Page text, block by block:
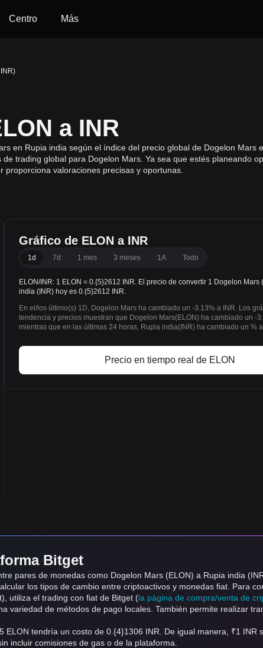
Centro Más
a INR
en Rupia india según el índice del precio global de Dogelon Mars
trading global para Dogelon Mars. Ya sea que estés planeando
valoraciones precisas y oportunas.
Gráfico de ELON a INR
1d 7d 1 mes 3 meses 1A Todo
ELON/INR: 1 ELON = 0.{5}2612 INR. El precio de convertir 1 Dogelon Mars
india (INR) hoy es 0.{5}2612 INR.
En el/los último(s) 1D, Dogelon Mars ha cambiado un -3.13% a INR. Los
tendencia y precios muestran que Dogelon Mars(ELON) ha cambiado un -
mientras que en las últimas 24 horas, Rupia india(INR) ha cambiado un %
Precio en tiempo real de ELON
Bitget
pares de monedas como Dogelon Mars (ELON) a Rupia india
los tipos de cambio entre criptoactivos y monedas fiat. Para
utiliza el trading con fiat de Bitget (la página de compra/venta de
variedad de métodos de pago locales. También permite realizar
tendría un costo de 0.{4}1306 INR. De igual manera, ₹1 INR
incluir comisiones de gas o de la plataforma.